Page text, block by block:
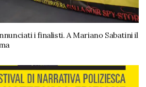
i finalisti. A Mariano Sabatini il